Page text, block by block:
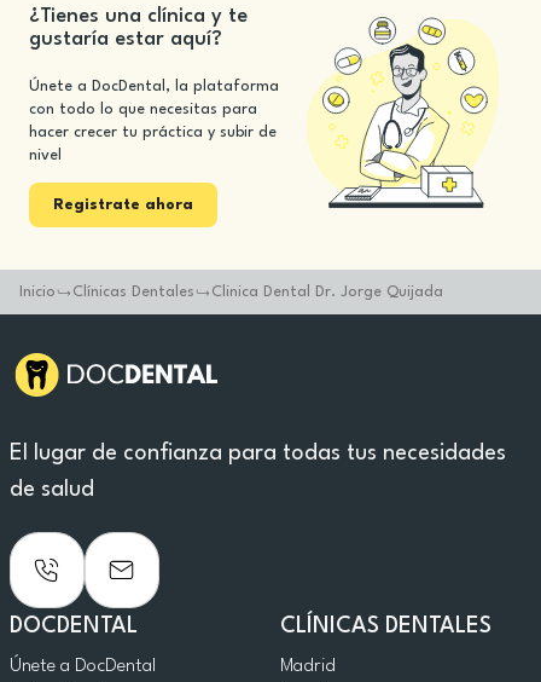
¿Tienes una clínica y te
gustaría estar aquí?
Únete a DocDental, la plataforma
con todo lo que necesitas para
hacer crecer tu práctica y subir de
nivel
Registrate ahora
Inicio Clínicas Dentales Clinica Dental Dr. Jorge Quijada
El lugar de confianza para todas tus necesidades
de salud
DOCDENTAL
Únete a DocDental
CLÍNICAS DENTALES
Madrid